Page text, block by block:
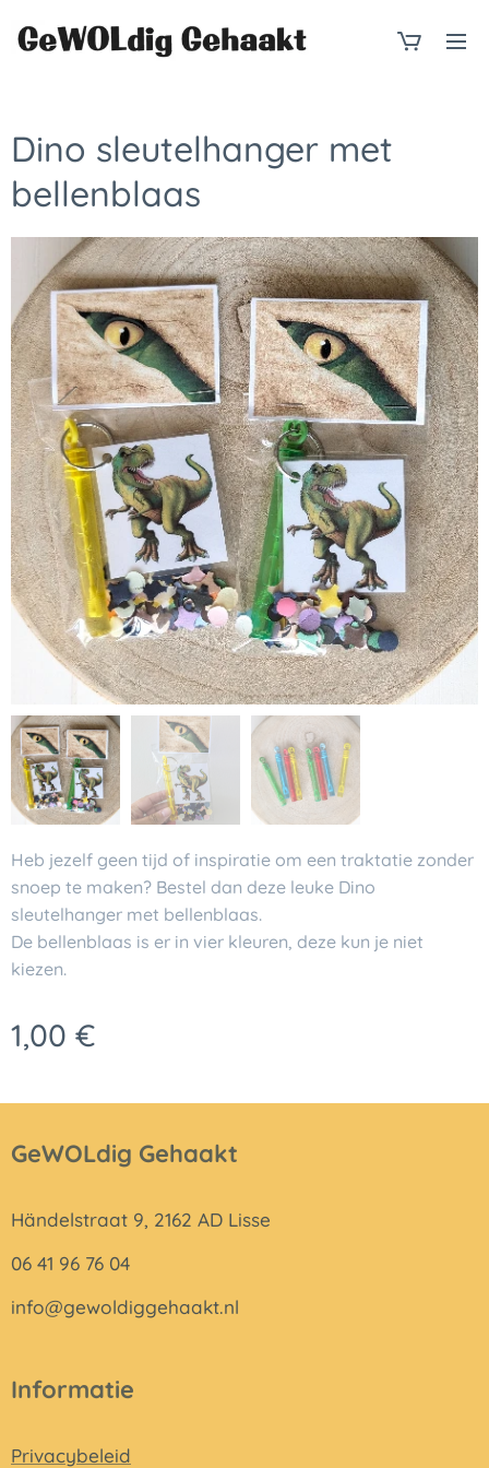
Dino sleutelhanger met
bellenblaas
Heb jezelf geen tijd of inspiratie om een traktatie zonder
snoep te maken? Bestel dan deze leuke Dino
sleutelhanger met bellenblaas.
De bellenblaas is er in vier kleuren, deze kun je niet
kiezen.
1,00 €
GeWOLdig Gehaakt
Händelstraat 9, 2162 AD Lisse
06 41 96 76 04
info@gewoldiggehaakt.nl
Informatie
Privacybeleid